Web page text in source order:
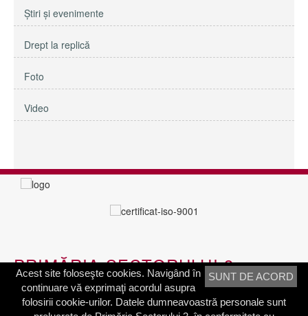
Ştiri şi evenimente
Drept la replică
Foto
Video
PRIMĂRIA SECTORULUI 3
Adresa:Calea Dudeşti nr. 191
Bucureşti, Sector 3, România
SUNT DE ACORD
Acest site foloseşte cookies. Navigând în
continuare vă exprimaţi acordul asupra
folosirii cookie-urilor. Datele dumneavoastră personale sunt